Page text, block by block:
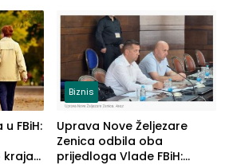
FBiH:
kraja
Biznis
Uprava Nove Željezare
Zenica odbila oba
prijedloga Vlade FBiH: